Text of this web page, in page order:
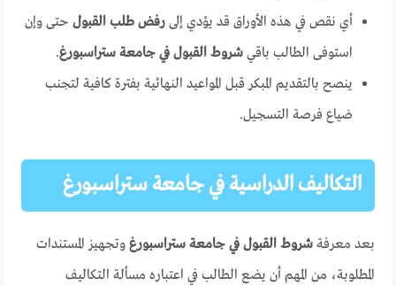
أي نقص في هذه الأوراق قد يؤدي إلىرفض طلب القبول حتى وإن
استوفى الطالب باقيشروط القبول في جامعة ستراسبورغ.
ينصح بالتقديم المبكر قبل المواعيد النهائية بفترة كافية لتجنب
ضياع فرصة التسجيل.
التكاليف الدراسية في جامعة ستراسبورغ
بعد معرفةشروط القبول في جامعة ستراسبورغ وتجهيز المستندات
المطلوبة، من المهم أن يضع الطالب في اعتباره مسألة التكاليف